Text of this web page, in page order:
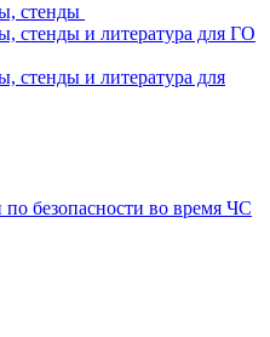
стенды
стенды и литература для ГО
стенды и литература для
безопасности во время ЧС